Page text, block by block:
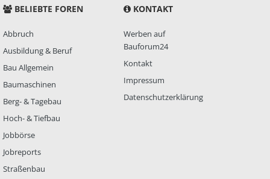
BELIEBTE FOREN
Abbruch
Ausbildung & Beruf
Bau Allgemein
Baumaschinen
Berg- & Tagebau
Hoch- & Tiefbau
Jobbörse
Jobreports
Straßenbau
KONTAKT
Werben auf
Bauforum24
Kontakt
Impressum
Datenschutzerklärung